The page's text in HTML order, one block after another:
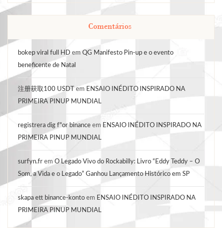
Comentários
bokep viral full HD em QG Manifesto Pin-up e o evento
beneficente de Natal
注册获取100 USDT em ENSAIO INÉDITO INSPIRADO NA
PRIMEIRA PINUP MUNDIAL
registrera dig f"or binance em ENSAIO INÉDITO INSPIRADO NA
PRIMEIRA PINUP MUNDIAL
surfyn.fr em O Legado Vivo do Rockabilly: Livro “Eddy Teddy – O
Som, a Vida e o Legado” Ganhou Lançamento Histórico em SP
skapa ett binance-konto em ENSAIO INÉDITO INSPIRADO NA
PRIMEIRA PINUP MUNDIAL